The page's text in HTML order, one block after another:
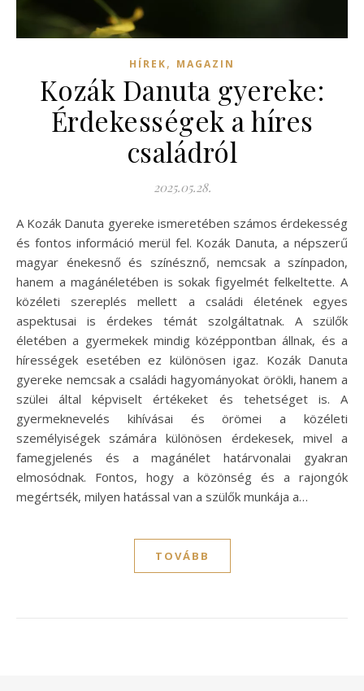
HÍREK, MAGAZIN
Kozák Danuta gyereke:
Érdekességek a híres
családról
2025.05.28.
A Kozák Danuta gyereke ismeretében számos érdekesség
és fontos információ merül fel. Kozák Danuta, a népszerű
magyar énekesnő és színésznő, nemcsak a színpadon,
hanem a magánéletében is sokak figyelmét felkeltette. A
közéleti szereplés mellett a családi életének egyes
aspektusai is érdekes témát szolgáltatnak. A szülők
életében a gyermekek mindig középpontban állnak, és a
hírességek esetében ez különösen igaz. Kozák Danuta
gyereke nemcsak a családi hagyományokat örökli, hanem a
szülei által képviselt értékeket és tehetséget is. A
gyermeknevelés kihívásai és örömei a közéleti
személyiségek számára különösen érdekesek, mivel a
famegjelenés és a magánélet határvonalai gyakran
elmosódnak. Fontos, hogy a közönség és a rajongók
megértsék, milyen hatással van a szülők munkája a…
TOVÁBB